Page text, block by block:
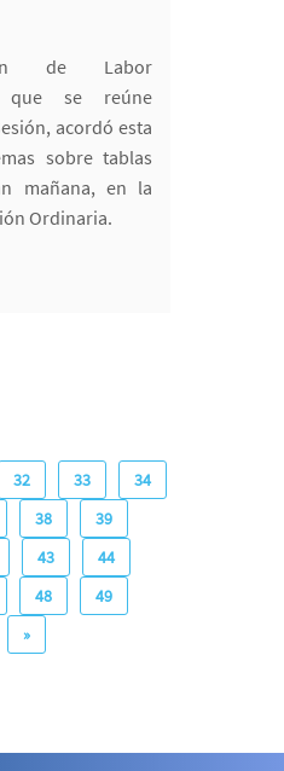
de Labor
que se reúne
acordó esta
sobre tablas
mañana, en la
Ordinaria.
32 33
34
38
39
43
44
48
49
»